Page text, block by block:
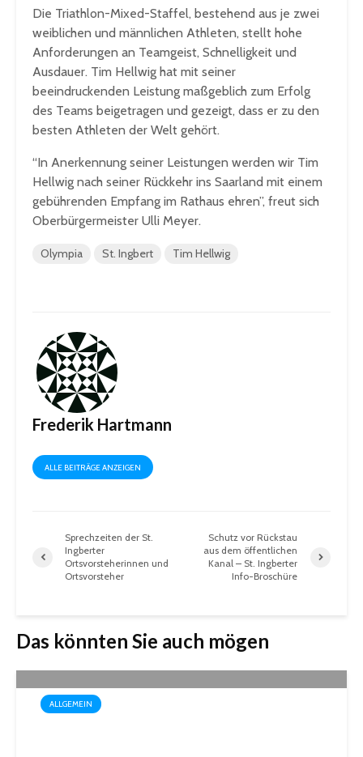
Die Triathlon-Mixed-Staffel, bestehend aus je zwei
weiblichen und männlichen Athleten, stellt hohe
Anforderungen an Teamgeist, Schnelligkeit und
Ausdauer. Tim Hellwig hat mit seiner
beeindruckenden Leistung maßgeblich zum Erfolg
des Teams beigetragen und gezeigt, dass er zu den
besten Athleten der Welt gehört.
“In Anerkennung seiner Leistungen werden wir Tim
Hellwig nach seiner Rückkehr ins Saarland mit einem
gebührenden Empfang im Rathaus ehren”, freut sich
Oberbürgermeister Ulli Meyer.
Olympia St. Ingbert Tim Hellwig
Frederik Hartmann
ALLE BEITRÄGE ANZEIGEN
Sprechzeiten der St.
Ingberter
Ortsvorsteherinnen und
Ortsvorsteher
Schutz vor Rückstau
aus dem öffentlichen
Kanal – St. Ingberter
Info-Broschüre
Das könnten Sie auch mögen
ALLGEMEIN